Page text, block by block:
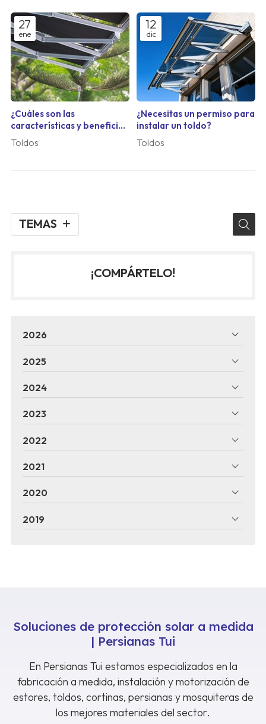
TEMAS
27
ene
¿Cuáles son las
características y beneficios
de los toldos vela?
Toldos
12
dic
¿Necesitas un permiso para
instalar un toldo?
Toldos
¡COMPÁRTELO!
2026
2025
2024
2023
2022
2021
2020
2019
Soluciones de protección solar a medida
| Persianas Tui
En Persianas Tui estamos especializados en la
fabricación a medida, instalación y motorización de
estores, toldos, cortinas, persianas y mosquiteras de
los mejores materiales del sector.